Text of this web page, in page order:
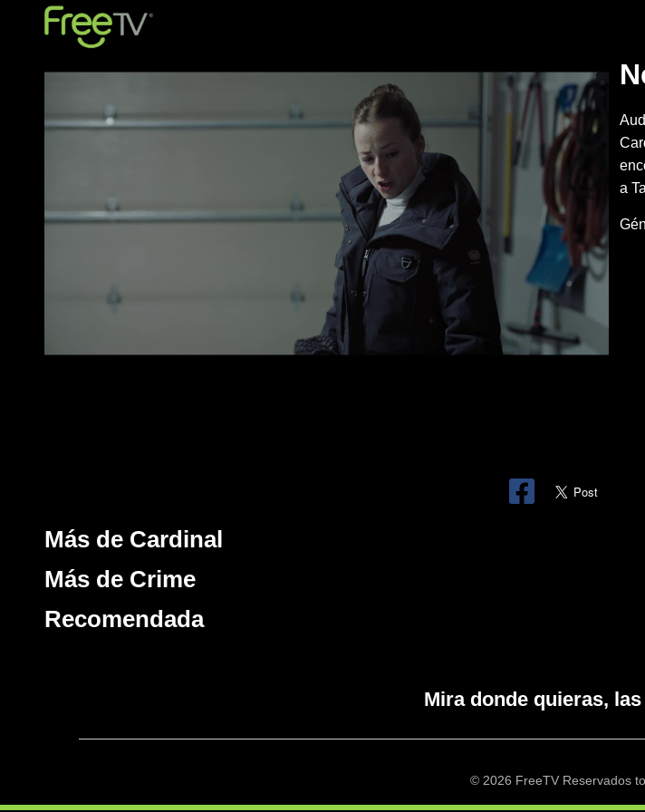
a
Más de Cardinal
Más de Crime
Recomendada
Mira donde quieras,
© 2026 FreeTV Reservados